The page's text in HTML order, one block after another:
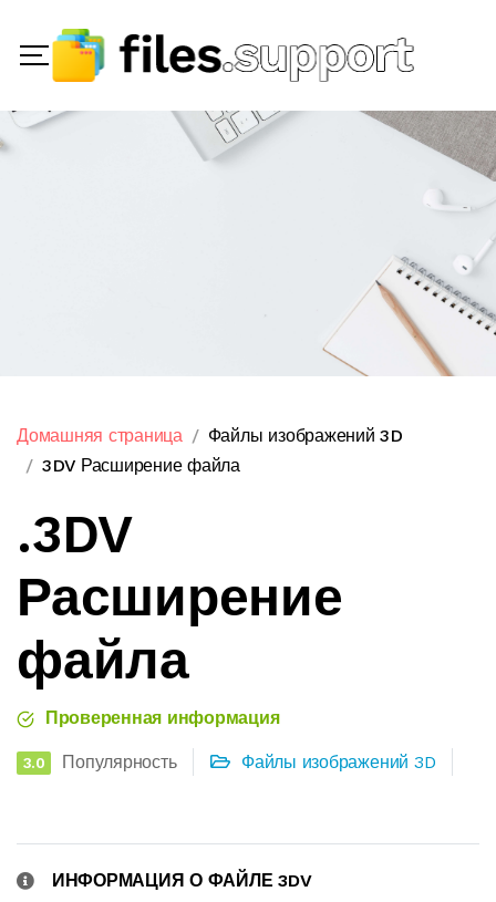
Домашняя страница
Файлы изображений 3D
3DV Расширение файла
.3DV
Расширение
файла
Проверенная информация
3.0 Популярность Файлы изображений 3D
ИНФОРМАЦИЯ О ФАЙЛЕ 3DV